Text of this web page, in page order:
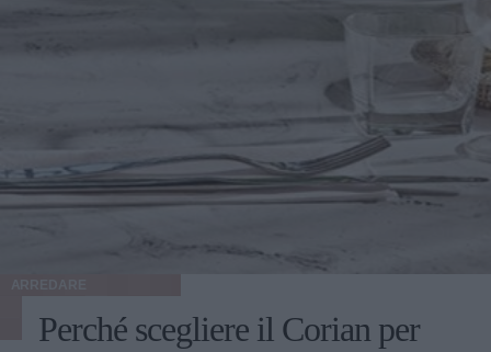
Perché scegliere il Corian per